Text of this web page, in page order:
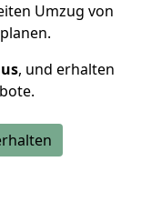
Umzug von
, und erhalten